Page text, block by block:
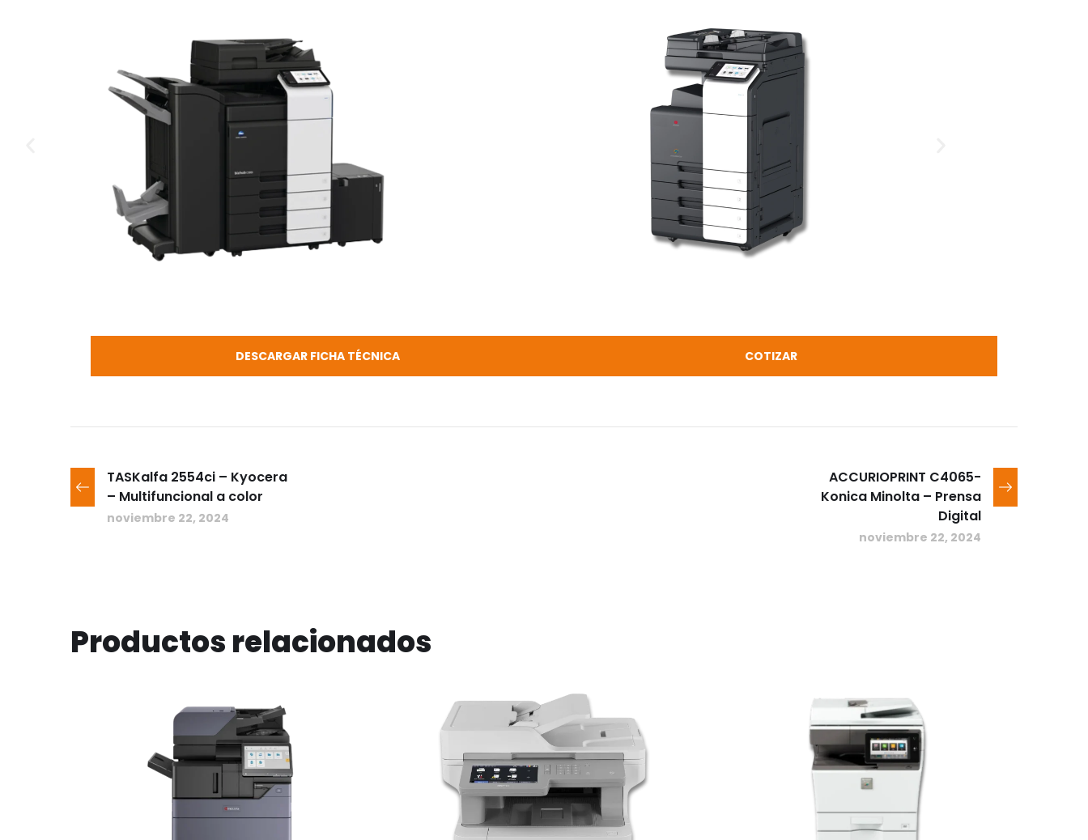
DESCARGAR FICHA TÉCNICA COTIZAR
TASKalfa 2554ci – Kyocera
– Multifuncional a color
noviembre 22, 2024
ACCURIOPRINT C4065-
Konica Minolta – Prensa
Digital
noviembre 22, 2024
Productos relacionados